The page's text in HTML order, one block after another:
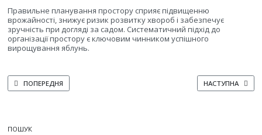
Правильне планування простору сприяє підвищенню
врожайності, знижує ризик розвитку хвороб і забезпечує
зручність при догляді за садом. Систематичний підхід до
організації простору є ключовим чинником успішного
вирощування яблунь.
ПОПЕРЕДНЯ СТАТТЯ: ВПЛИВ КЛІМАТИЧНИХ УМОВ НА РОЗВИТОК ЯБЛУНІ
ПОПЕРЕДНЯ НАСТУПНА
НАСТУПНА
ПОШУК